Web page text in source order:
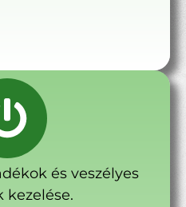
és veszélyes
kezelése.